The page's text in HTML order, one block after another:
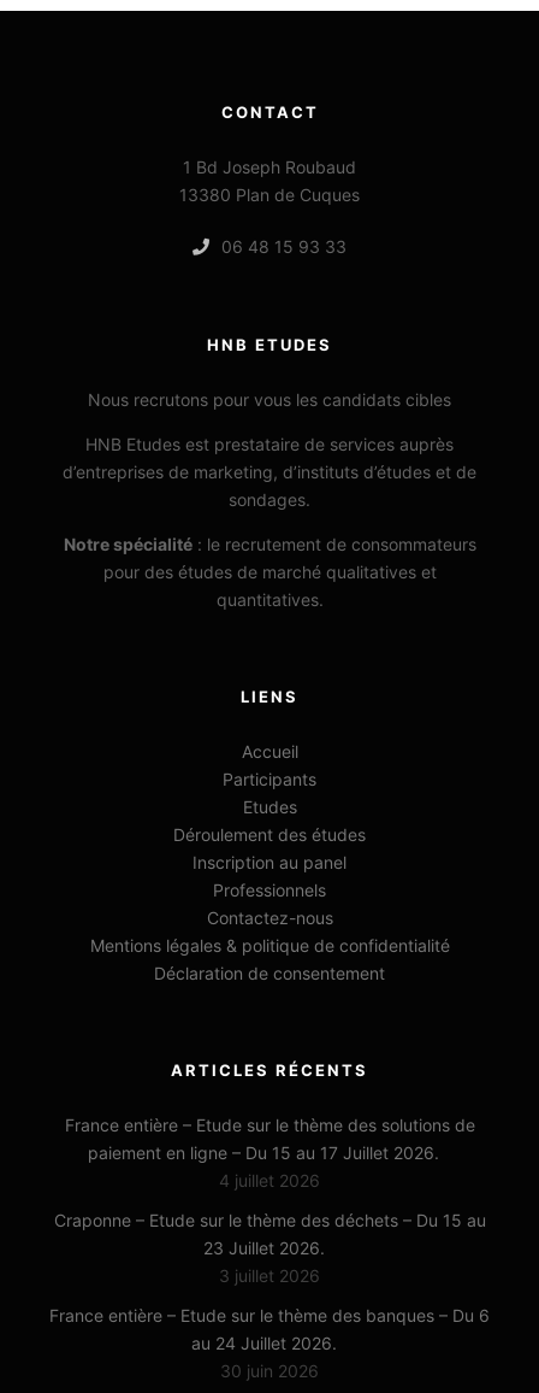
CONTACT
1 Bd Joseph Roubaud
13380 Plan de Cuques
06 48 15 93 33
HNB ETUDES
Nous recrutons pour vous les candidats cibles
HNB Etudes est prestataire de services auprès
d’entreprises de marketing, d’instituts d’études et de
sondages.
Notre spécialité: le recrutement de consommateurs
pour des études de marché qualitatives et
quantitatives.
LIENS
Accueil
Participants
Etudes
Déroulement des études
Inscription au panel
Professionnels
Contactez-nous
Mentions légales & politique de confidentialité
Déclaration de consentement
ARTICLES RÉCENTS
France entière – Etude sur le thème des solutions de
paiement en ligne – Du 15 au 17 Juillet 2026.
4 juillet 2026
Craponne – Etude sur le thème des déchets – Du 15 au
23 Juillet 2026.
3 juillet 2026
France entière – Etude sur le thème des banques – Du 6
au 24 Juillet 2026.
30 juin 2026